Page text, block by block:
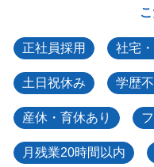
正社員採用 社宅
土日祝休み 学歴
産休・育休あり
月残業20時間以内